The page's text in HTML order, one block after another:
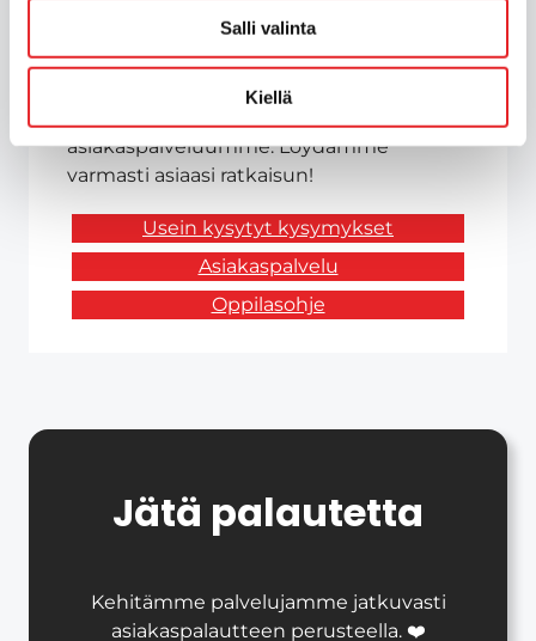
Salli valinta
Kiellä
Käy tutustumassa usein kysytyt
asiakaspalveluumme. Löydämme
varmasti asiaasi ratkaisun!
Usein kysytyt kysymykset
Asiakaspalvelu
Oppilasohje
Jätä palautetta
Kehitämme palvelujamme jatkuvasti
asiakaspalautteen perusteella. ❤️